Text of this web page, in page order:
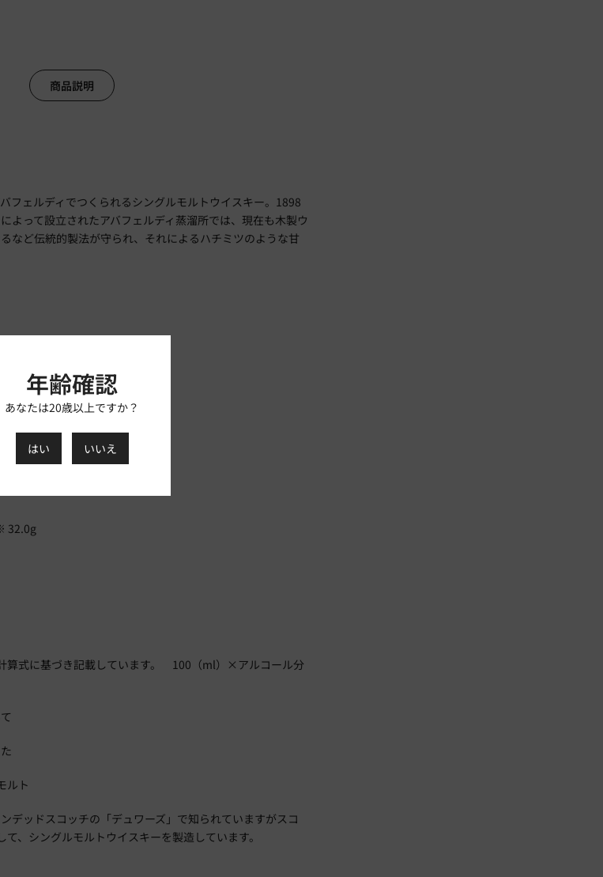
商品説明
フェルディでつくられるシングルモルトウイスキー。1898
よって設立されたアバフェルディ蒸溜所では、現在も木製ウ
など伝統的製法が守られ、それによるハチミツのような甘
やかさとフルーティーな味わい
さが感じられる後味
32.0g
算式に基づき記載しています。 100（ml）×アルコール分
ルト
デッドスコッチの「デュワーズ」で知られていますがスコ
、シングルモルトウイスキーを製造しています。
年齢確認
あなたは20歳以上ですか？
はい いいえ